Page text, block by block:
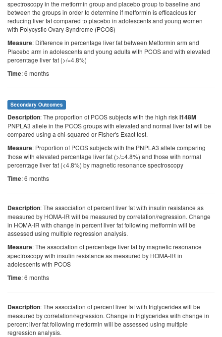
spectroscopy in the metformin group and placebo group to baseline and
between the groups in order to determine if metformin is efficacious for
reducing liver fat compared to placebo in adolescents and young women
with Polycystic Ovary Syndrome (PCOS)
Measure: Difference in percentage liver fat between Metformin arm and
Placebo arm in adolescents and young adults with PCOS and with elevated
percentage liver fat (>/=4.8%)
Time: 6 months
Secondary Outcomes
Description: The proportion of PCOS subjects with the high riskI148M
PNPLA3 allele in the PCOS groups with elevated and normal liver fat will be
compared using a chi-squared or Fisher's Exact test.
Measure: Proportion of PCOS subjects with the PNPLA3 allele comparing
those with elevated percentage liver fat (>/=4.8%) and those with normal
percentage liver fat (<4.8%) by magnetic resonance spectroscopy
Time: 6 months
Description: The association of percent liver fat with insulin resistance as
measured by HOMA-IR will be measured by correlation/regression. Change
in HOMA-IR with change in percent liver fat following metformin will be
assessed using multiple regression analysis.
Measure: The association of percentage liver fat by magnetic resonance
spectroscopy with insulin resistance as measured by HOMA-IR in
adolescents with PCOS
Time: 6 months
Description: The association of percent liver fat with triglycerides will be
measured by correlation/regression. Change in triglycerides with change in
percent liver fat following metformin will be assessed using multiple
regression analysis.